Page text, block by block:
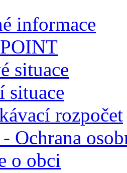
informace
situace
situace
rozpočet
Ochrana
o obci